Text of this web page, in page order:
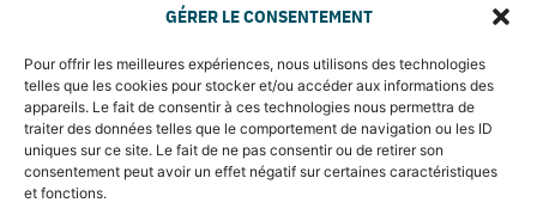
GÉRER LE CONSENTEMENT
Pour offrir les meilleures expériences, nous utilisons des technologies
telles que les cookies pour stocker et/ou accéder aux informations des
appareils. Le fait de consentir à ces technologies nous permettra de
traiter des données telles que le comportement de navigation ou les ID
uniques sur ce site. Le fait de ne pas consentir ou de retirer son
consentement peut avoir un effet négatif sur certaines caractéristiques
et fonctions.